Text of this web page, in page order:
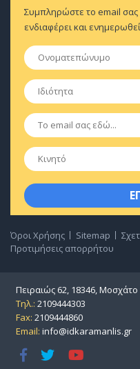
Συμπληρώστε το email
ενδιαφέρει και
Ονοματεπώνυμο
Ιδιότητα
Email
Κινητό
Όροι Χρήσης Sitemap
Προτιμήσεις απορρήτου
Πειραιώς 62, 18346, Μοσχάτο
Τηλ.: 2109444303
Fax: 2109444860
Email: info@idkaramanlis.gr